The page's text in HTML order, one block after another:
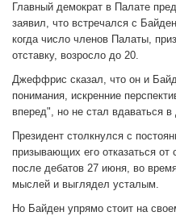
Главный демократ в Палате
заявил, что встречался с
когда число членов Палаты,
отставку, возросло до 20.
Джеффрис сказал, что он и
понимания, искренние
вперед", но не стал вдаваться
Президент столкнулся с
призывающих его отказаться от
после дебатов 27 июня, во
мыслей и выглядел усталым.
Но Байден упрямо стоит на